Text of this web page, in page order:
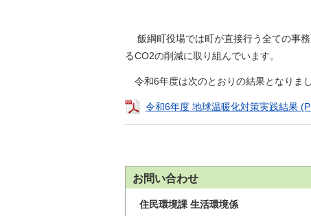
消防・防災
年金・保険
税金
住まい・土地
交通・道路
安全・防犯
小学校・中学校
生涯学習
学校教育・奨学
児童クラブ
飯綱町コミュニ
ティスクール
飯綱町役場では町が直接行う全ての事
るCO2の削減に取り組んでいます。
令和6年度は次のとおりの結果となりまし
令和6年度 地球温暖化対策実践結果
お問い合わせ
住民環境課 生活環境係